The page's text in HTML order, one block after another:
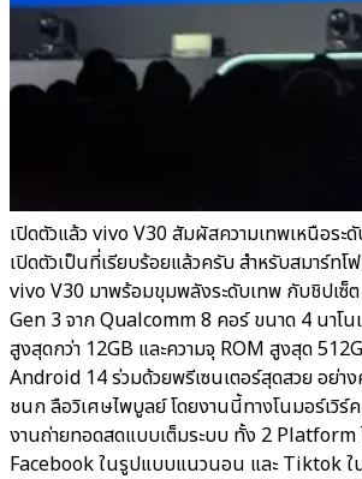
เปิดตัวแล้ว vivo V30 สัมผัสความเทพเหนือระ
เปิดตัวเป็นที่เรียบร้อยแล้วครับ สำหรับสมาร์ท
vivo V30 มาพร้อมขุมพลังระดับเทพ กับชิปเซ็
Gen 3 จาก Qualcomm 8 คอร์ ขนาด 4 นาโน
สูงสุดกว่า 12GB และความจุ ROM สูงสุด
Android 14 ร่วมด้วยพรีเซนเตอร์สุดสวย อย่
ชนก ลือวิเศษไพบูลย์ โดยงานนี้ทางโนมอร์เวิร์
งานถ่ายทอดสดแบบเต็มระบบ ทั้ง 2 Platform
Facebook ในรูปแบบแนวนอน และ Tiktok